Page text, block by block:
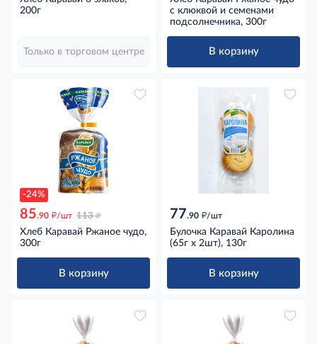
200г
Только в торговом центре
с клюквой и семенами
подсолнечника, 300г
В корзину
-24%
85.90 д/шт 113 д
Хлеб Каравай Ржаное чудо,
300г
В корзину
77.90 д/шт
Булочка Каравай Каролина
(65г x 2шт), 130г
В корзину